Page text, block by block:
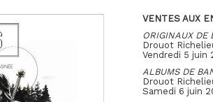
VENTES AUX
ORIGINAUX DE
Drouot
Vendredi 5 juin
ALBUMS DE
Drouot
Samedi 6 juin